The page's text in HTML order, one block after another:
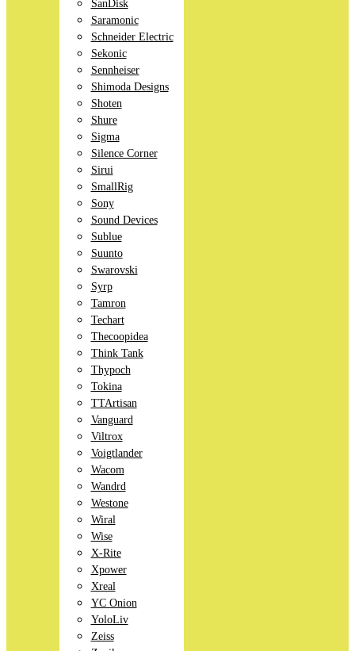
SanDisk
Saramonic
Schneider Electric
Sekonic
Sennheiser
Shimoda Designs
Shoten
Shure
Sigma
Silence Corner
Sirui
SmallRig
Sony
Sound Devices
Sublue
Suunto
Swarovski
Syrp
Tamron
Techart
Thecoopidea
Think Tank
Thypoch
Tokina
TTArtisan
Vanguard
Viltrox
Voigtlander
Wacom
Wandrd
Westone
Wiral
Wise
X-Rite
Xpower
Xreal
YC Onion
YoloLiv
Zeiss